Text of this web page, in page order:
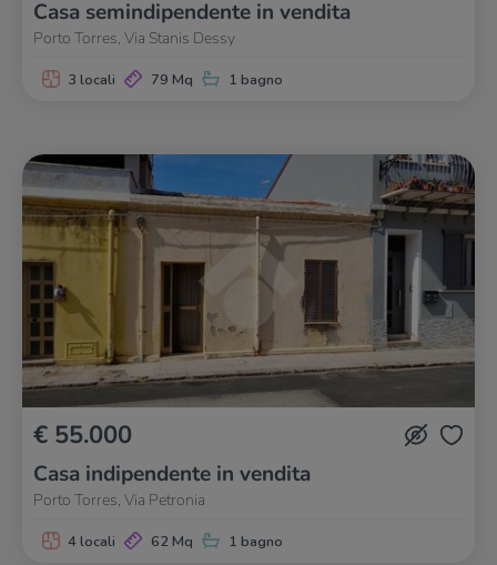
Casa semindipendente in vendita
Porto Torres, Via Stanis Dessy
3 locali 79 Mq 1 bagno
€ 55.000
Casa indipendente in vendita
Porto Torres, Via Petronia
4 locali 62 Mq 1 bagno